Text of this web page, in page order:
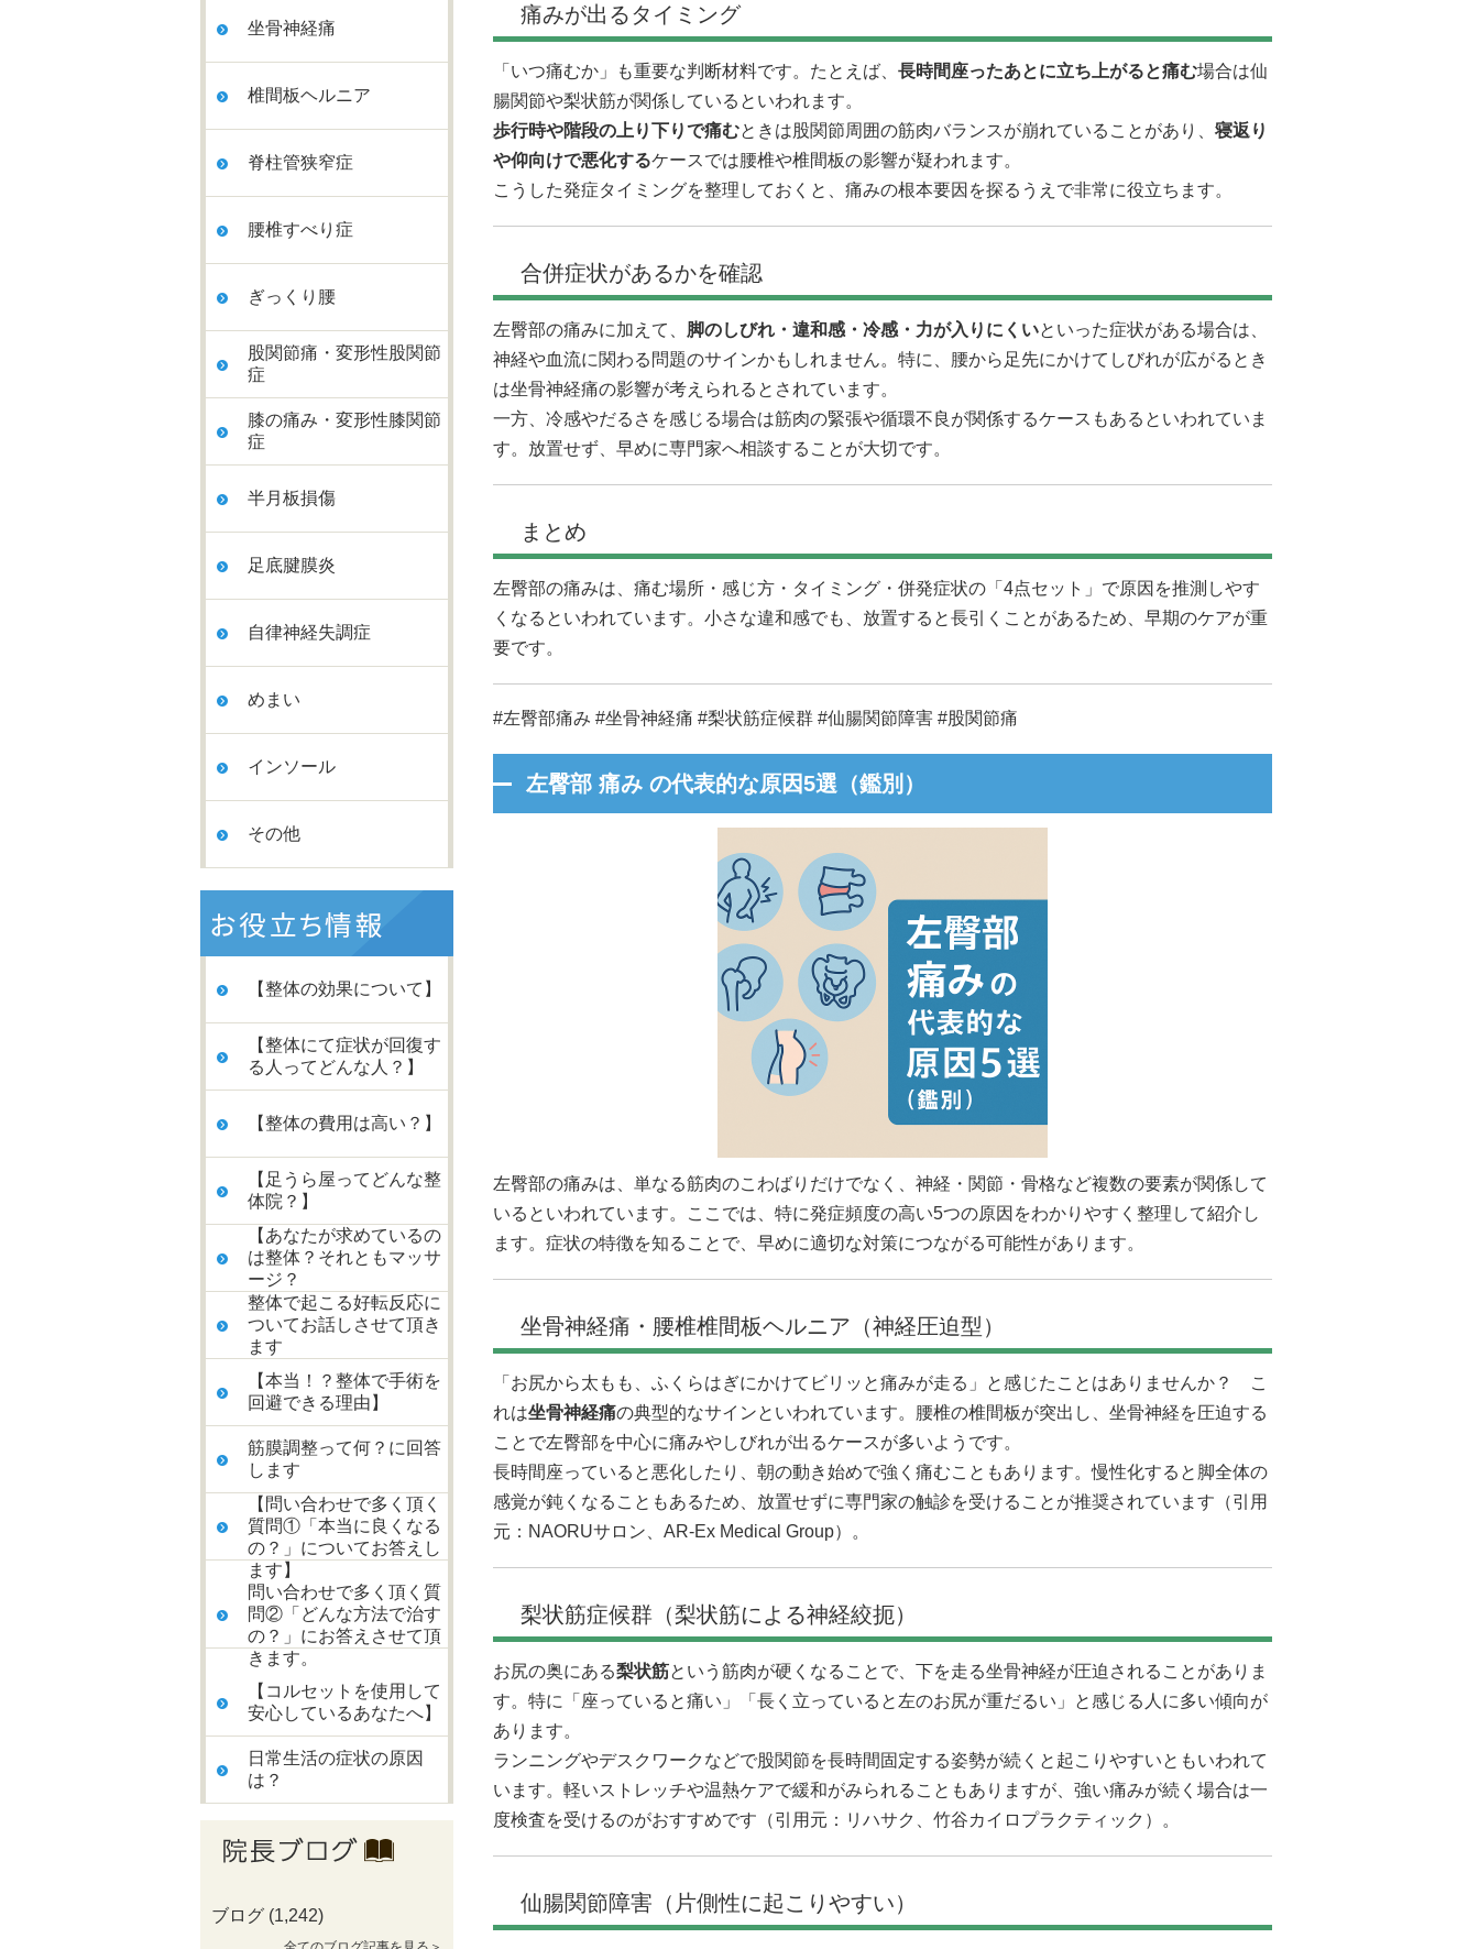
坐骨神経痛
椎間板ヘルニア
脊柱管狭窄症
腰椎すべり症
ぎっくり腰
股関節痛・変形性股関節
症
膝の痛み・変形性膝関節
症
半月板損傷
足底腱膜炎
自律神経失調症
めまい
インソール
その他
【整体の効果について】
【整体にて症状が回復す
る人ってどんな人？】
【整体の費用は高い？】
【足うら屋ってどんな整
体院？】
【あなたが求めているの
は整体？それともマッサ
ージ？
整体で起こる好転反応に
ついてお話しさせて頂き
ます
【本当！？整体で手術を
回避できる理由】
筋膜調整って何？に回答
します
【問い合わせで多く頂く
質問①「本当に良くなる
の？」についてお答えし
ます】
問い合わせで多く頂く質
問②「どんな方法で治す
の？」にお答えさせて頂
きます。
【コルセットを使用して
安心しているあなたへ】
日常生活の症状の原因
は？
ブログ (1,242)
痛みが出るタイミング
「いつ痛むか」も重要な判断材料です。たとえば、 長時間座ったあとに立ち上がると痛む場合は仙
腸関節や梨状筋が関係しているといわれます。
歩行時や階段の上り下りで痛むときは股関節周囲の筋肉バランスが崩れていることがあり、 寝返り
や仰向けで悪化するケースでは腰椎や椎間板の影響が疑われます。
こうした発症タイミングを整理しておくと、痛みの根本要因を探るうえで非常に役立ちます。
合併症状があるかを確認
左臀部の痛みに加えて、 脚のしびれ・違和感・冷感・力が入りにくいといった症状がある場合は、
神経や血流に関わる問題のサインかもしれません。特に、腰から足先にかけてしびれが広がるとき
は坐骨神経痛の影響が考えられるとされています。
一方、冷感やだるさを感じる場合は筋肉の緊張や循環不良が関係するケースもあるといわれていま
す。放置せず、早めに専門家へ相談することが大切です。
まとめ
左臀部の痛みは、痛む場所・感じ方・タイミング・併発症状の「4点セット」で原因を推測しやす
くなるといわれています。小さな違和感でも、放置すると長引くことがあるため、早期のケアが重
要です。
#左臀部痛み #坐骨神経痛 #梨状筋症候群 #仙腸関節障害 #股関節痛
左臀部 痛み の代表的な原因5選（鑑別）
左臀部の痛みは、単なる筋肉のこわばりだけでなく、神経・関節・骨格など複数の要素が関係して
いるといわれています。ここでは、特に発症頻度の高い5つの原因をわかりやすく整理して紹介し
ます。症状の特徴を知ることで、早めに適切な対策につながる可能性があります。
坐骨神経痛・腰椎椎間板ヘルニア（神経圧迫型）
「お尻から太もも、ふくらはぎにかけてビリッと痛みが走る」と感じたことはありませんか？ こ
れは坐骨神経痛の典型的なサインといわれています。腰椎の椎間板が突出し、坐骨神経を圧迫する
ことで左臀部を中心に痛みやしびれが出るケースが多いようです。
長時間座っていると悪化したり、朝の動き始めで強く痛むこともあります。慢性化すると脚全体の
感覚が鈍くなることもあるため、放置せずに専門家の触診を受けることが推奨されています（引用
元： NAORUサロン AR-Ex Medical Group）。
梨状筋症候群（梨状筋による神経絞扼）
お尻の奥にある梨状筋という筋肉が硬くなることで、下を走る坐骨神経が圧迫されることがありま
す。特に「座っていると痛い」「長く立っていると左のお尻が重だるい」と感じる人に多い傾向が
あります。
ランニングやデスクワークなどで股関節を長時間固定する姿勢が続くと起こりやすいともいわれて
います。軽いストレッチや温熱ケアで緩和がみられることもありますが、強い痛みが続く場合は一
度検査を受けるのがおすすめです（引用元： リハサク 竹谷カイロプラクティック ）。
仙腸関節障害（片側性に起こりやすい）